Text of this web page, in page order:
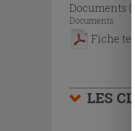
Documents
Documents
Fiche
LES